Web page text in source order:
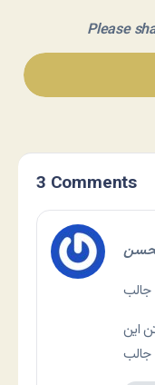
Please
3 Comments
این